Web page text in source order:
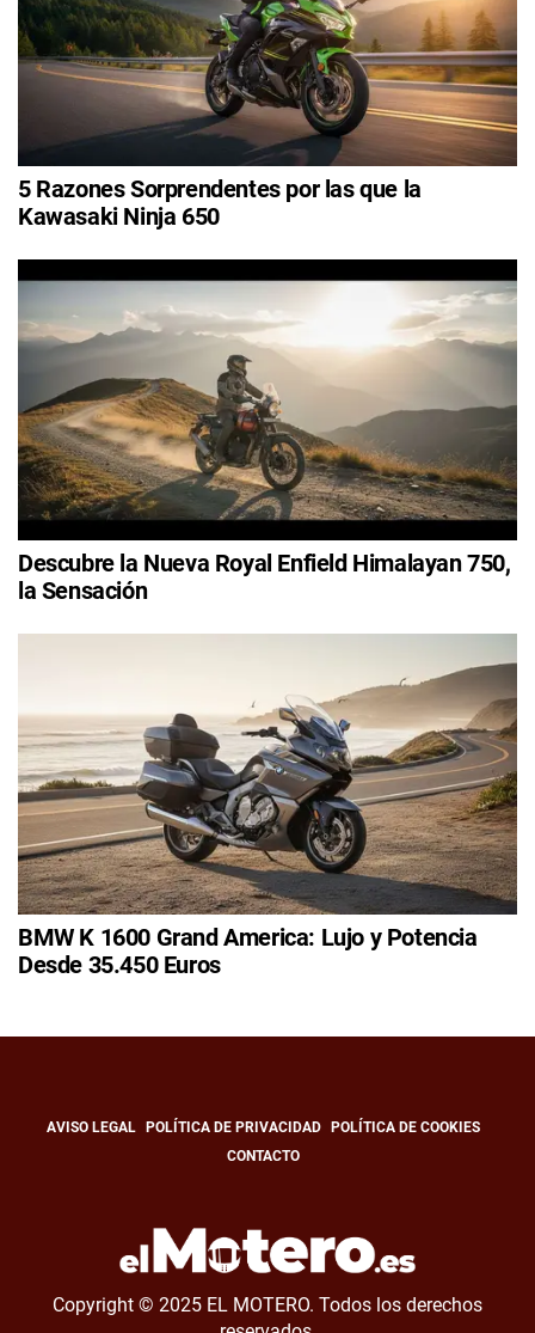
5 Razones Sorprendentes por las que la
Kawasaki Ninja 650
Descubre la Nueva Royal Enfield Himalayan 750,
la Sensación
BMW K 1600 Grand America: Lujo y Potencia
Desde 35.450 Euros
AVISO LEGAL POLÍTICA DE PRIVACIDAD
POLÍTICA DE COOKIES
CONTACTO
Copyright © 2025 EL MOTERO. Todos los derechos